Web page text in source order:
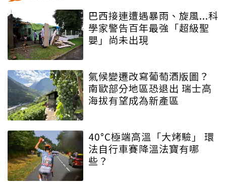
巴西接連遭遇暴雨、旋風...科
學家警告百年最強「超級聖
嬰」尚未出現
氣候變遷改寫葡萄酒版圖？
南歐部分地區恐退出 瑞士高
海拔有望成為新產區
40°C極端高溫「大烤驗」 環
法自行車賽降溫法寶有哪
些？